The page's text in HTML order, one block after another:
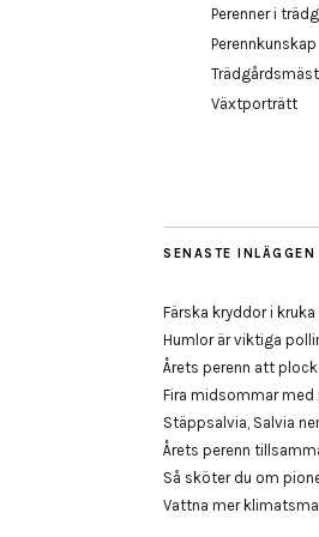
Perenner i
Perennkunskap
Växtporträtt
SENASTE INLÄGGEN
Färska kryddor i
Humlor är viktiga
Årets perenn att
Fira midsommar med
Stäppsalvia, Salvia
Årets perenn
Så sköter du om
Vattna mer